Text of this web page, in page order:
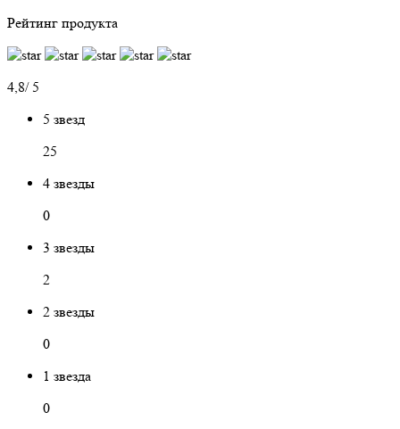
Рейтинг продукта
4,8/ 5
5 звезд
25
4 звезды
0
3 звезды
2
2 звезды
0
1 звезда
0